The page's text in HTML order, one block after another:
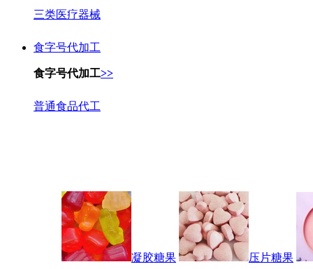
三类医疗器械
食字号代加工
食字号代加工>>
普通食品代工
凝胶糖果 压片糖果